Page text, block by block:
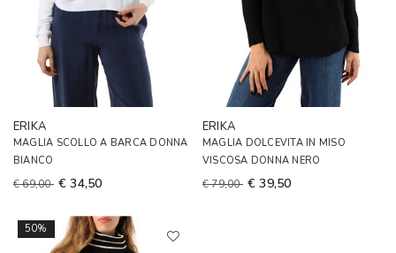
ERIKA
MAGLIA SCOLLO A BARCA DONNA
BIANCO
€ 69,00 € 34,50
ERIKA
MAGLIA DOLCEVITA IN MISO
VISCOSA DONNA NERO
€ 79,00 € 39,50
50%